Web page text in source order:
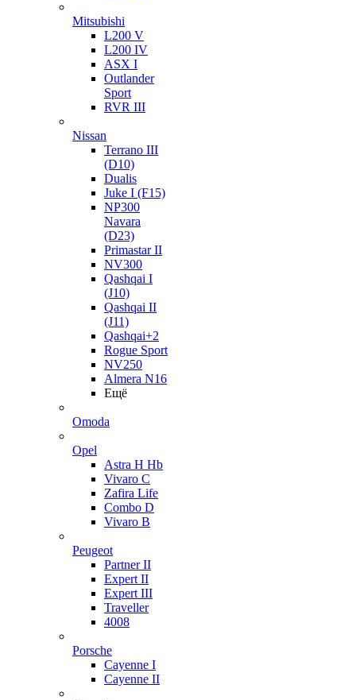
Mitsubishi
L200 V
L200 IV
ASX I
Outlander
Sport
RVR III
Nissan
Terrano III
(D10)
Dualis
Juke I (F15)
NP300
Navara
(D23)
Primastar II
NV300
Qashqai I
(J10)
Qashqai II
(J11)
Qashqai+2
Rogue Sport
NV250
Almera N16
Ещё
Omoda
Opel
Astra H Hb
Vivaro C
Zafira Life
Combo D
Vivaro B
Peugeot
Partner II
Expert II
Expert III
Traveller
4008
Porsche
Cayenne I
Cayenne II